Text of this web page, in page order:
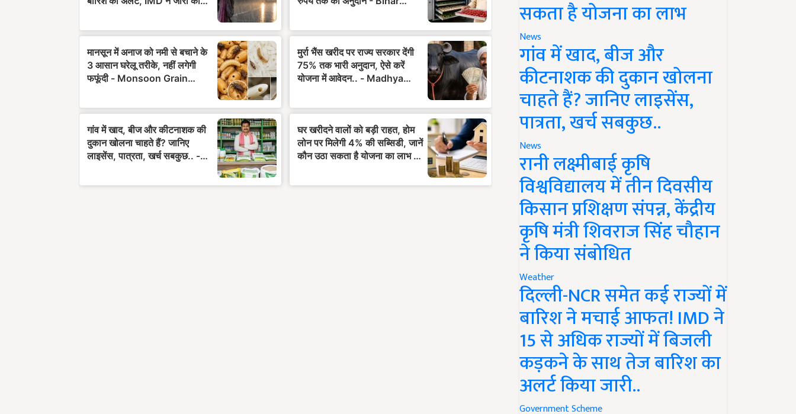
सकता है योजना का लाभ
News
गांव में खाद, बीज और
कीटनाशक की दुकान खोलना
चाहते हैं? जानिए लाइसेंस,
पात्रता, खर्च सबकुछ..
News
रानी लक्ष्मीबाई कृषि
विश्वविद्यालय में तीन दिवसीय
किसान प्रशिक्षण संपन्न, केंद्रीय
कृषि मंत्री शिवराज सिंह चौहान
ने किया संबोधित
Weather
दिल्ली-NCR समेत कई राज्यों में
बारिश ने मचाई आफत! IMD ने
15 से अधिक राज्यों में बिजली
कड़कने के साथ तेज बारिश का
अलर्ट किया जारी..
Government Scheme